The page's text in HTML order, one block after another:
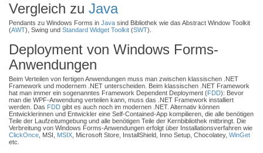
Vergleich zu Java
Pendants zu Windows Forms in Java sind Bibliothek wie das Abstract Window Toolkit
(AWT), Swing und Standard Widget Toolkit (SWT).
Deployment von Windows Forms-
Anwendungen
Beim Verteilen von fertigen Anwendungen muss man zwischen klassischen .NET
Framework und modernem .NET unterscheiden. Beim klassischen .NET Framework
hat man immer ein sogenanntes Framework Dependent Deployment (FDD): Bevor
man die WPF-Anwendung verteilen kann, muss das .NET Framework installiert
werden. Das FDD gibt es auch noch im modernen .NET. Alternativ können
Entwicklerinnen und Entwickler eine Self-Contained-App kompilieren, die alle benötigen
Teile der Laufzeitumgebung und alle benötigen Teile der Kernbibliothek mitbringt. Die
Verbreitung von Windows Forms-Anwendungen erfolgt über Installationsverfahren wie
ClickOnce , MSI, MSIX , Microsoft Store, InstallShield, Inno Setup, Chocolatey, WinGet
etc.